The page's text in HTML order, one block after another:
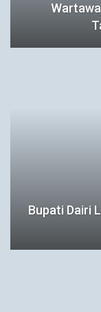
Bupati Dairi